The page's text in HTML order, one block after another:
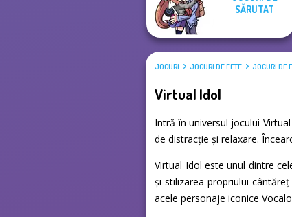
SĂRUTAT
JOCURI JOCURI DE FETE JOCURI DE
Virtual Idol
Intră în universul jocului
de distracție și relaxare.
Virtual Idol este unul dintre
și stilizarea propriului
acele personaje iconice